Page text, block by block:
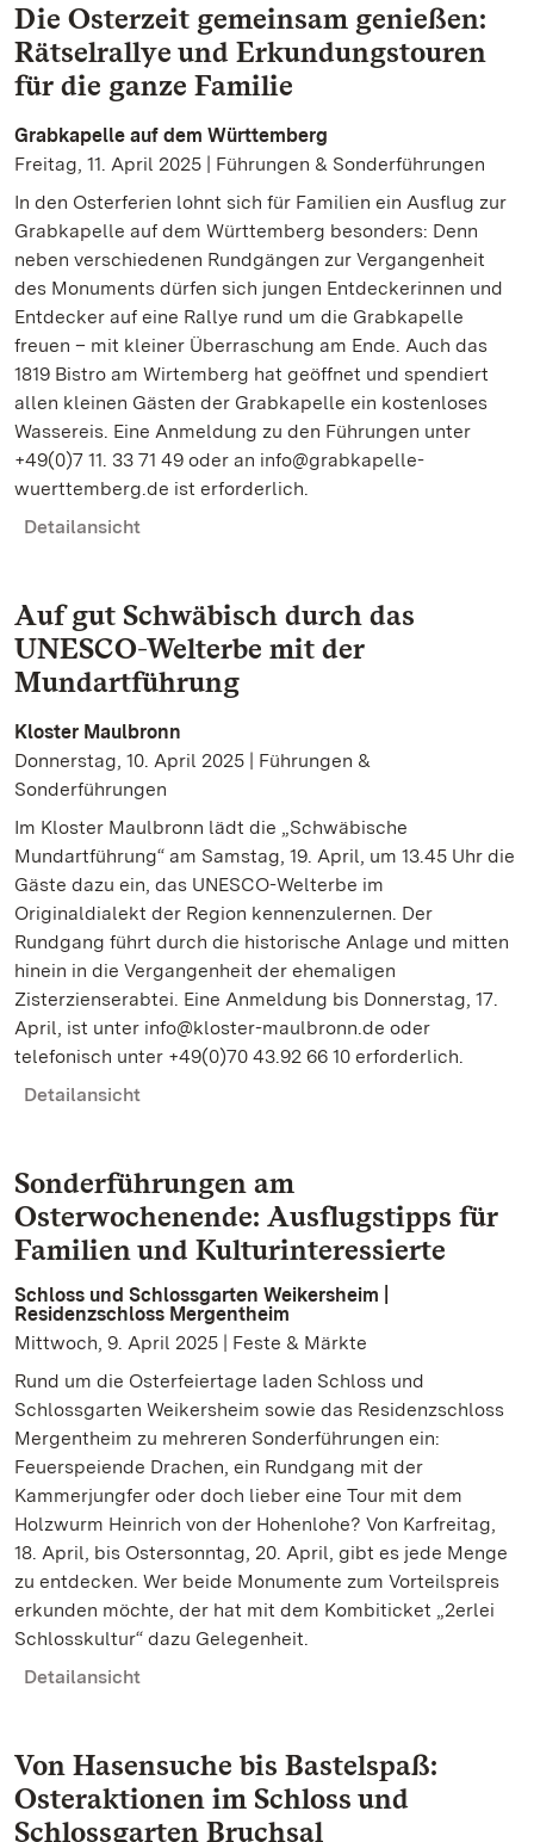
Die Osterzeit gemeinsam genießen:
Rätselrallye und Erkundungstouren
für die ganze Familie
Grabkapelle auf dem Württemberg
Freitag, 11. April 2025 | Führungen & Sonderführungen
In den Osterferien lohnt sich für Familien ein Ausflug zur
Grabkapelle auf dem Württemberg besonders: Denn
neben verschiedenen Rundgängen zur Vergangenheit
des Monuments dürfen sich jungen Entdeckerinnen und
Entdecker auf eine Rallye rund um die Grabkapelle
freuen – mit kleiner Überraschung am Ende. Auch das
1819 Bistro am Wirtemberg hat geöffnet und spendiert
allen kleinen Gästen der Grabkapelle ein kostenloses
Wassereis. Eine Anmeldung zu den Führungen unter
+49(0)7 11. 33 71 49 oder an info@grabkapelle-
wuerttemberg.de ist erforderlich.
Detailansicht
Auf gut Schwäbisch durch das
UNESCO-Welterbe mit der
Mundartführung
Kloster Maulbronn
Donnerstag, 10. April 2025 | Führungen &
Sonderführungen
Im Kloster Maulbronn lädt die „Schwäbische
Mundartführung“ am Samstag, 19. April, um 13.45 Uhr die
Gäste dazu ein, das UNESCO-Welterbe im
Originaldialekt der Region kennenzulernen. Der
Rundgang führt durch die historische Anlage und mitten
hinein in die Vergangenheit der ehemaligen
Zisterzienserabtei. Eine Anmeldung bis Donnerstag, 17.
April, ist unter info@kloster-maulbronn.de oder
telefonisch unter +49(0)70 43.92 66 10 erforderlich.
Detailansicht
Sonderführungen am
Osterwochenende: Ausflugstipps für
Familien und Kulturinteressierte
Schloss und Schlossgarten Weikersheim |
Residenzschloss Mergentheim
Mittwoch, 9. April 2025 | Feste & Märkte
Rund um die Osterfeiertage laden Schloss und
Schlossgarten Weikersheim sowie das Residenzschloss
Mergentheim zu mehreren Sonderführungen ein:
Feuerspeiende Drachen, ein Rundgang mit der
Kammerjungfer oder doch lieber eine Tour mit dem
Holzwurm Heinrich von der Hohenlohe? Von Karfreitag,
18. April, bis Ostersonntag, 20. April, gibt es jede Menge
zu entdecken. Wer beide Monumente zum Vorteilspreis
erkunden möchte, der hat mit dem Kombiticket „2erlei
Schlosskultur“ dazu Gelegenheit.
Detailansicht
Von Hasensuche bis Bastelspaß:
Osteraktionen im Schloss und
Schlossgarten Bruchsal